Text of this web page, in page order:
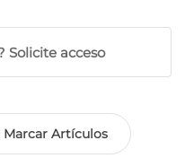
Solicite acceso
Marcar Artículos